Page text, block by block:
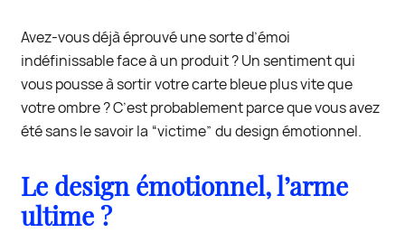
Avez-vous déjà éprouvé une sorte d’émoi
indéfinissable face à un produit ? Un sentiment qui
vous pousse à sortir votre carte bleue plus vite que
votre ombre ? C’est probablement parce que vous avez
été sans le savoir la “victime” du design émotionnel.
Le design émotionnel, l’arme
ultime ?